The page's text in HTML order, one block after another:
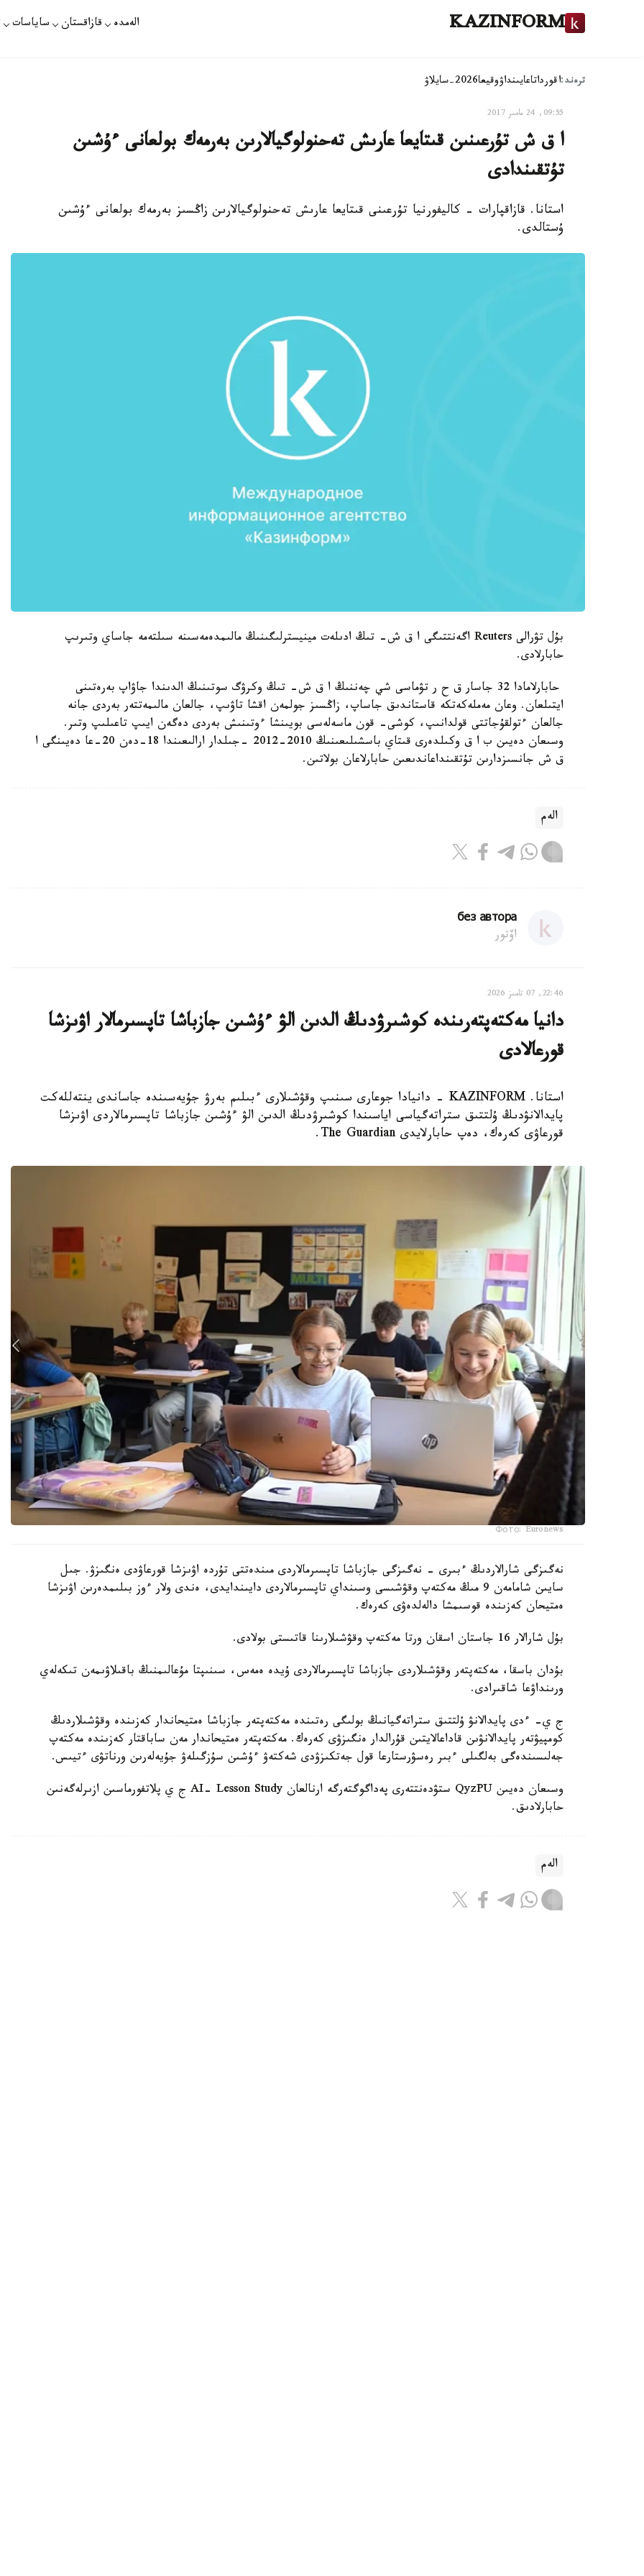
KAZINFORM الەمدە قازاقستان ساياسات
ترەند:اقورداتاعايىنداۋوقيعا2026-سايلاۋ
09:55, 24 مامىر 2017
ا ق ش تۇرعىنىن قىتايعا عارىش تەحنولوگيالارىن بەرمەك بولعانى ءۇشىن
تۇتقىندادى
استانا. قازاقپارات - كاليفورنيا تۇرعىنى قىتايعا عارىش تەحنولوگيالارىن زاڭسىز بەرمەك بولعانى ءۇشىن
ۇستالدى.
بۇل تۋرالى Reuters اگەنتتىگى ا ق ش- تىڭ ادىلەت مينيسترلىگىنىڭ مالىمدەمەسىنە سىلتەمە جاساي وتىرىپ
حابارلادى.
حابارلامادا 32 جاسار ق ح ر تۋماسى شي چەننىڭ ا ق ش- تىڭ وكرۋگ سوتىنىڭ الدىندا جاۋاپ بەرەتىنى
ايتىلعان. وعان مەملەكەتكە قاستاندىق جاساپ، زاڭسىز جولمەن اقشا تاۋىپ، جالعان مالىمەتتەر بەردى جانە
جالعان ءتولقۇجاتتى قولدانىپ، كوشى- قون ماسەلەسى بويىنشا ءوتىنىش بەردى دەگەن ايىپ تاعىلىپ وتىر.
وسىعان دەيىن ب ا ق وكىلدەرى قىتاي باسشىلىعىنىڭ 2010-2012 -جىلدار ارالىعىندا 18-دەن 20-عا دەيىنگى ا
ق ش جانسىزدارىن تۇتقىنداعاندىعىن حابارلاعان بولاتىن.
الەم
без автора
اۆتور
22:46, 07 تامىز 2026
دانيا مەكتەپتەرىندە كوشىرۋدىڭ الدىن الۋ ءۇشىن جازباشا تاپسىرمالار اۋىزشا
قورعالادى
استانا. KAZINFORM - دانيادا جوعارى سىنىپ وقۋشىلارى ءبىلىم بەرۋ جۇيەسىندە جاساندى ينتەللەكت
پايدالانۋدىڭ ۇلتتىق ستراتەگياسى اياسىندا كوشىرۋدىڭ الدىن الۋ ءۇشىن جازباشا تاپسىرمالاردى اۋىزشا
قورعاۋى كەرەك، دەپ حابارلايدى The Guardian.
Фото: Euronews
نەگىزگى شارالاردىڭ ءبىرى - نەگىزگى جازباشا تاپسىرمالاردى مىندەتتى تۇردە اۋىزشا قورعاۋدى ەنگىزۋ. جىل
سايىن شامامەن 9 مىڭ مەكتەپ وقۋشىسى وسىنداي تاپسىرمالاردى دايىندايدى، ەندى ولار ءوز بىلىمدەرىن اۋىزشا
ەمتيحان كەزىندە قوسىمشا دالەلدەۋى كەرەك.
بۇل شارالار 16 جاستان اسقان ورتا مەكتەپ وقۋشىلارىنا قاتىستى بولادى.
بۇدان باسقا، مەكتەپتەر وقۋشىلاردى جازباشا تاپسىرمالاردى ۇيدە ەمەس، سىنىپتا مۇعالىمنىڭ باقىلاۋىمەن تىكەلەي
ورىنداۋعا شاقىرادى.
ج ي- ءدى پايدالانۋ ۇلتتىق ستراتەگيانىڭ بولىگى رەتىندە مەكتەپتەر جازباشا ەمتيحاندار كەزىندە وقۋشىلاردىڭ
كومپيۋتەر پايدالانۋىن قاداعالايتىن قۇرالدار ەنگىزۋى كەرەك. مەكتەپتەر ەمتيحاندار مەن ساباقتار كەزىندە مەكتەپ
جەلىسىندەگى بەلگىلى ءبىر رەسۋرستارعا قول جەتكىزۋدى شەكتەۋ ءۇشىن سۇزگىلەۋ جۇيەلەرىن ورناتۋى ءتيىس.
وسىعان دەيىن QyzPU ستۋدەنتتەرى پەداگوگتەرگە ارنالعان AI- Lesson Study ج ي پلاتفورماسىن ازىرلەگەنىن
حابارلادىق.
الەم